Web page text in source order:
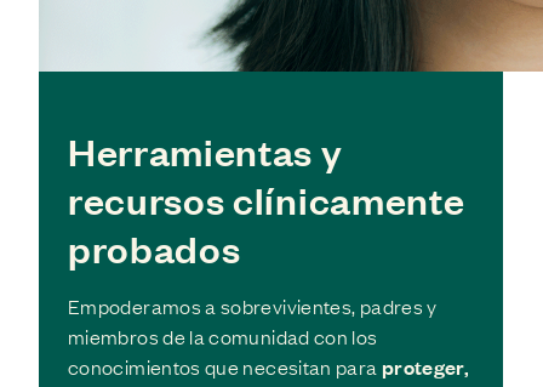
Herramientas y
recursos clínicamente
probados
Empoderamos a sobrevivientes, padres y
miembros de la comunidad con los
conocimientos que necesitan para proteger,